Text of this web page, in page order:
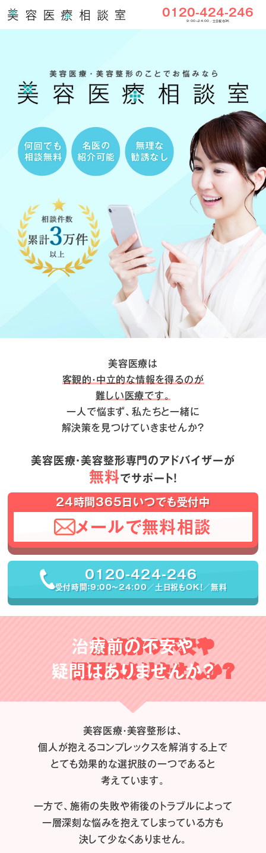
0120-424-246
9:00〜24:00／土日祝もOK
美容医療は
客観的・中立的な情報を得るのが
難しい医療です。
一人で悩まず、私たちと一緒に
解決策を見つけていきませんか？
美容医療・美容整形専門のアドバイザーが
無料でサポート！
24時間365日いつでも受付中
メールで無料相談
0120-424-246
受付時間：9:00〜24:00／土日祝もOK！／無料
治療前の不安や
疑問はありませんか？
美容医療・美容整形は、
個人が抱えるコンプレックスを解消する上で
とても効果的な選択肢の一つであると
考えています。
一方で、施術の失敗や術後のトラブルによって
一層深刻な悩みを抱えてしまっている方も
決して少なくありません。